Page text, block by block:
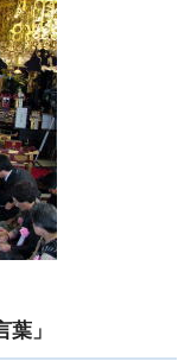
」